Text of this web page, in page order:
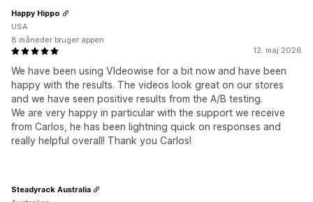
12. maj 2026
We have been using VIdeowise for a bit now and have been
happy with the results. The videos look great on our stores
and we have seen positive results from the A/B testing.
We are very happy in particular with the support we receive
from Carlos, he has been lightning quick on responses and
really helpful overall! Thank you Carlos!
Happy Hippo
USA
8 måneder bruger appen
Steadyrack Australia